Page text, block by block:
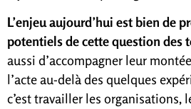
L’enjeu aujourd’hui est bien de
potentiels de cette question des
aussi d’accompagner leur
l’acte au-delà des quelques
c’est travailler les organisations,